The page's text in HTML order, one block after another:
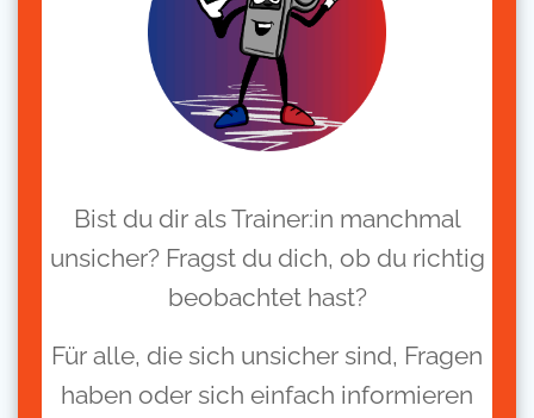
Bist du dir als Trainer:in manchmal
unsicher? Fragst du dich, ob du richtig
beobachtet hast?
Für alle, die sich unsicher sind, Fragen
haben oder sich einfach informieren